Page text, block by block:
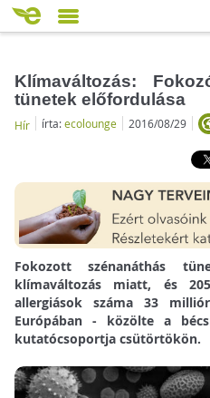
Klímaváltozás:
tünetek előfordulása
Hír írta:ecolounge 2016/08/29
Fokozott szénanáthás
klímaváltozás miatt, és
allergiások száma 33
Európában - közölte a
kutatócsoportja csütörtökön.